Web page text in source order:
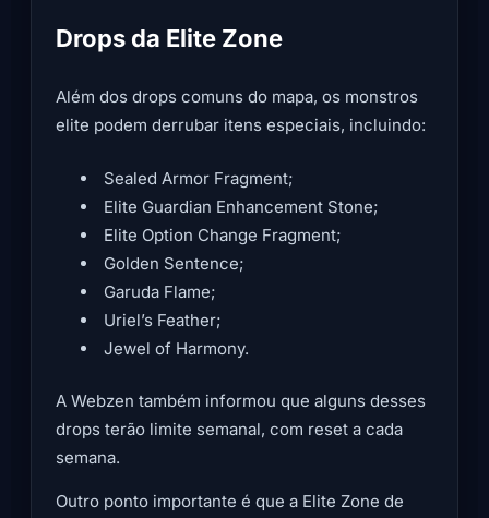
Drops da Elite Zone
Além dos drops comuns do mapa, os monstros
elite podem derrubar itens especiais, incluindo:
Sealed Armor Fragment;
Elite Guardian Enhancement Stone;
Elite Option Change Fragment;
Golden Sentence;
Garuda Flame;
Uriel’s Feather;
Jewel of Harmony.
A Webzen também informou que alguns desses
drops terão limite semanal, com reset a cada
semana.
Outro ponto importante é que a Elite Zone de